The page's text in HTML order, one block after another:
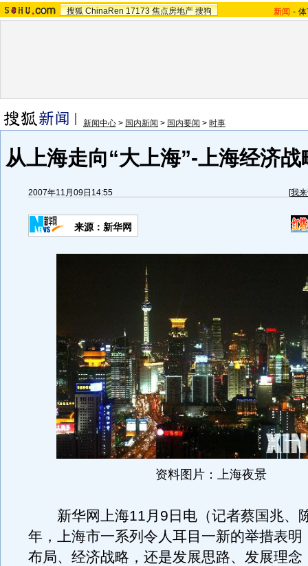
搜狐 ChinaRen 17173 焦点房地产 搜狗 新闻 -
新闻中心 > 国内新闻 > 国内要闻 > 时事
从上海走向“大上海”-上海经济
2007年11月09日14:55 [我
来源：新华网
资料图片：上海夜景
新华网上海11月9日电（记者蔡国兆、
年，上海市一系列令人耳目一新的举措表明
布局、经济战略，还是发展思路、发展理念